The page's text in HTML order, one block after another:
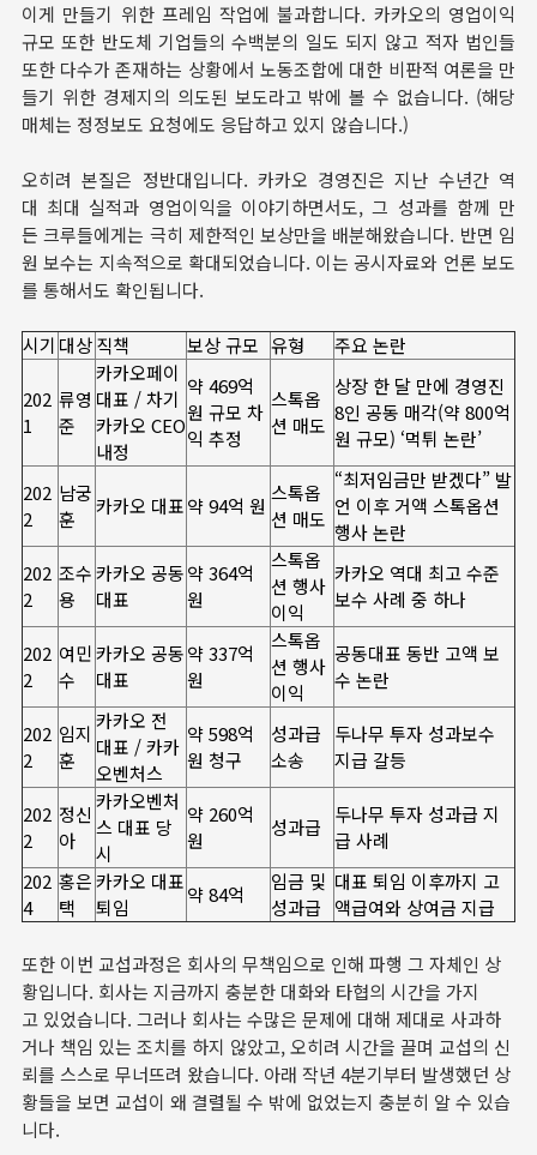
이게 만들기 위한 프레임 작업에 불과합니다. 카카오의 영업이익
규모 또한 반도체 기업들의 수백분의 일도 되지 않고 적자 법인들
또한 다수가 존재하는 상황에서 노동조합에 대한 비판적 여론을 만
들기 위한 경제지의 의도된 보도라고 밖에 볼 수 없습니다. (해당
매체는 정정보도 요청에도 응답하고 있지 않습니다.)
오히려 본질은 정반대입니다. 카카오 경영진은 지난 수년간 역
대 최대 실적과 영업이익을 이야기하면서도, 그 성과를 함께 만
든 크루들에게는 극히 제한적인 보상만을 배분해왔습니다. 반면 임
원 보수는 지속적으로 확대되었습니다. 이는 공시자료와 언론 보도
를 통해서도 확인됩니다.
시기 대상직책 보상 규모 유형 주요 논란
202
1
류영
준
카카오페이
대표 / 차기
카카오 CEO
내정
약 469억
원 규모 차
익 추정
스톡옵
션 매도
상장 한 달 만에 경영진
8인 공동 매각(약 800억
원 규모) ‘먹튀 논란’
202
2
남궁
훈
카카오 대표약 94억 원
스톡옵
션 매도
“최저임금만 받겠다” 발
언 이후 거액 스톡옵션
행사 논란
202
2
조수
용
카카오 공동
대표
약 364억
원
스톡옵
션 행사
이익
카카오 역대 최고 수준
보수 사례 중 하나
202
2
여민
수
카카오 공동
대표
약 337억
원
스톡옵
션 행사
이익
공동대표 동반 고액 보
수 논란
202
2
임지
훈
카카오 전
대표 / 카카
오벤처스
약 598억
원 청구
성과급
소송
두나무 투자 성과보수
지급 갈등
202
2
정신
아
카카오벤처
스 대표 당
시
약 260억
원
성과급
두나무 투자 성과급 지
급 사례
202
4
홍은
택
카카오 대표
퇴임
약 84억
임금 및
성과급
대표 퇴임 이후까지 고
액급여와 상여금 지급
또한 이번 교섭과정은 회사의 무책임으로 인해 파행 그 자체인 상
황입니다. 회사는 지금까지 충분한 대화와 타협의 시간을 가지
고 있었습니다. 그러나 회사는 수많은 문제에 대해 제대로 사과하
거나 책임 있는 조치를 하지 않았고, 오히려 시간을 끌며 교섭의 신
뢰를 스스로 무너뜨려 왔습니다. 아래 작년 4분기부터 발생했던 상
황들을 보면 교섭이 왜 결렬될 수 밖에 없었는지 충분히 알 수 있습
니다.